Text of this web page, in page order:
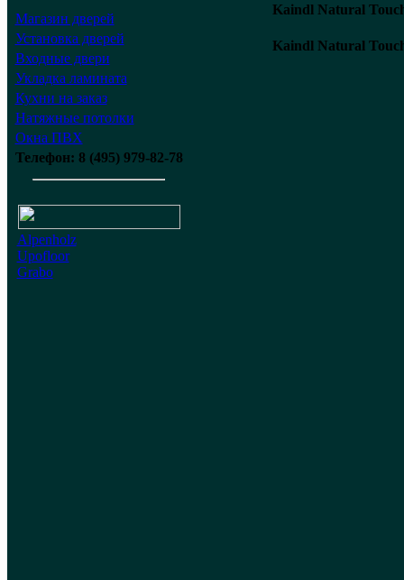
Магазин дверей
Установка дверей
Входные двери
Укладка ламината
Кухни на заказ
Натяжные потолки
Окна ПВХ
Телефон: 8 (495) 979-82-78
Alpenholz
Upofloor
Grabo
Kaindl Natural
Kaindl Natural